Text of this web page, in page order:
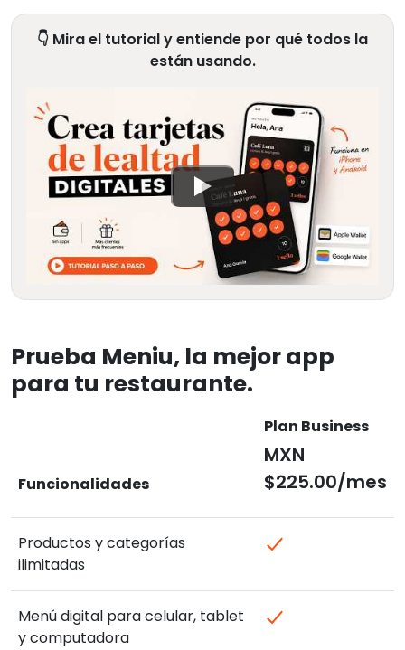
👇 Mira el tutorial y entiende por qué todos la
están usando.
Prueba Meniu, la mejor app
para tu restaurante.
Funcionalidades
Plan Business
MXN
$225.00/mes
Productos y categorías
ilimitadas
Menú digital para celular, tablet
y computadora